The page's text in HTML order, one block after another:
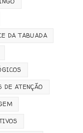
DA TABUADA
DE ATENÇÃO